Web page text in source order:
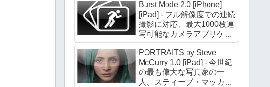
Burst Mode 2.0 [iPhone]
[iPad] - フル解像度での連続
撮影に対応、最大1000枚連
写可能なカメラアプリケー
ション
PORTRAITS by Steve
McCurry 1.0 [iPad] - 今世紀
の最も偉大な写真家の一
人、スティーブ・マッカリ